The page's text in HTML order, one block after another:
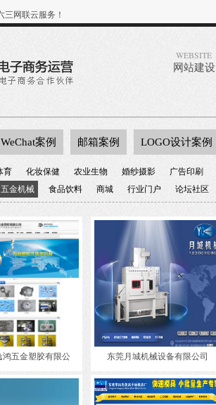
三网联云服务！
WEBSITE
网站建设
WeChat案例 邮箱案例 LOGO设计案例
育 化妆保健 农业生物 婚纱摄影 广告印刷
五金机械 食品饮料 商城 行业门户 论坛社区
鸿五金塑胶有限公 东莞月城机械设备有限公司